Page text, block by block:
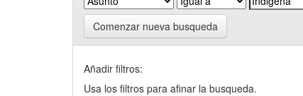
Comenzar nueva busqueda
Añadir filtros:
Usa los filtros para afinar la busqueda.